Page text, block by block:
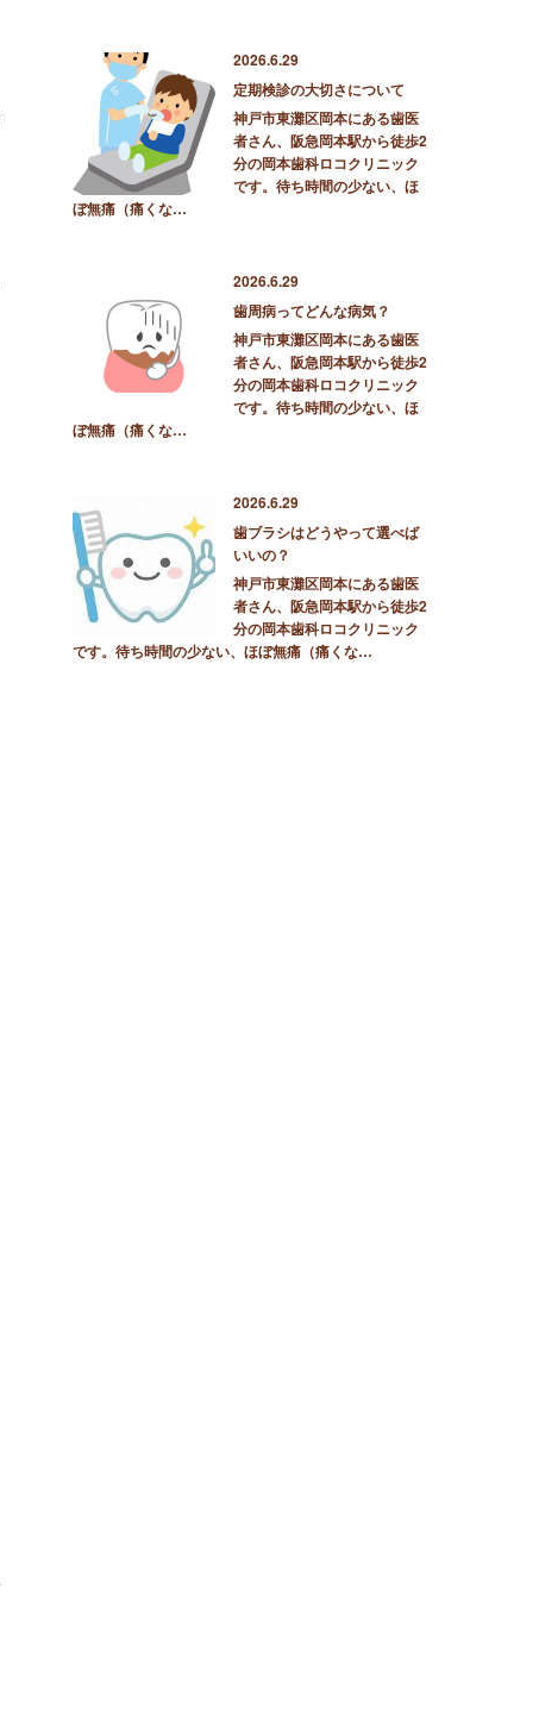
2026.6.29
定期検診の大切さについて
神戸市東灘区岡本にある歯医
者さん、阪急岡本駅から徒歩2
分の岡本歯科ロコクリニック
です。待ち時間の少ない、ほ
ぼ無痛（痛くな…
2026.6.29
歯周病ってどんな病気？
神戸市東灘区岡本にある歯医
者さん、阪急岡本駅から徒歩2
分の岡本歯科ロコクリニック
です。待ち時間の少ない、ほ
ぼ無痛（痛くな…
2026.6.29
歯ブラシはどうやって選べば
いいの？
神戸市東灘区岡本にある歯医
者さん、阪急岡本駅から徒歩2
分の岡本歯科ロコクリニック
です。待ち時間の少ない、ほぼ無痛（痛くな…